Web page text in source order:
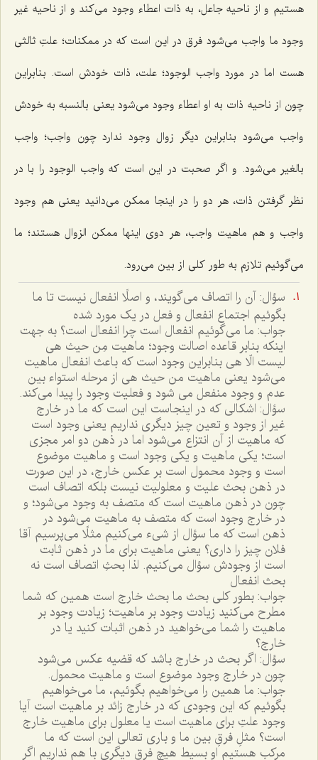
هستیم و از ناحیه جاعل، به ذات اعطاء وجود مى‌كند و از ناحیه غیر
وجود ما واجب مى‌شود فرق در این است كه در ممكنات؛ علتِ ثالثى
هست اما در مورد واجب الوجود؛ علت، ذات خودش است. بنابراین
چون از ناحیه ذات به او اعطاء وجود مى‌شود یعنى بالنسبه به خودش
واجب مى‌شود بنابراین دیگر زوال وجود ندارد چون واجب؛ واجب
بالغیر مى‌شود. و اگر صحبت در این است كه واجب الوجود را با در
نظر گرفتن ذات، هر دو را در اینجا ممكن مى‌دانید یعنى هم وجود
واجب و هم ماهیت واجب، هر دوى اینها ممكن الزوال هستند؛ ما
مى‌گوئیم تلازم به طور كلى از بین مى‌رود.
سؤال: آن را اتصاف مى‌گويند، و اصلًا انفعال نيست تا ما
بگوئيم اجتماع انفعال و فعل در يک مورد شده
جواب: ما مى‌گوئيم انفعال است چرا انفعال است؟ به جهت
اينکه بنابر قاعده اصالت وجود؛ ماهيت مِن حيث هى
ليست الّا هى بنابراين وجود است که باعث انفعال ماهيت
مى‌شود يعنى ماهيت من حيث هى از مرحله استواء بين
عدم و وجود منفعل مى شود و فعليت وجود را پيدا مى‌کند.
سؤال: اشکالى که در اينجاست اين است که ما در خارج
غير از وجود و تعين چيز ديگرى نداريم يعنى وجود است
که ماهيت از آن انتزاع مى‌شود اما در ذهن دو امر مجزى
است؛ يکى ماهيت و يکى وجود است و ماهيت موضوع
است و وجود محمول است بر عکس خارج، در اين صورت
در ذهن بحث عليت و معلوليت نيست بلکه اتصاف است
چون در ذهن ماهيت است که متصف به وجود مى‌شود؛ و
در خارج وجود است که متصف به ماهيت مى‌شود در
ذهن است که ما سؤال از شى‌ء مى‌کنيم مثلًا مى‌پرسيم آقا
فلان چيز را دارى؟ يعنى ماهيت براى ما در ذهن ثابت
است از وجودش سؤال مى‌کنيم. لذا بحثِ اتصاف است نه
بحث انفعال
جواب: بطور کلى بحث ما بحث خارج است همين که شما
مطرح مى‌کنيد زيادت وجود بر ماهيت؛ زيادت وجود بر
ماهيت را شما مى‌خواهيد در ذهن اثبات کنيد يا در
خارج؟
سؤال: اگر بحث در خارج باشد که قضيه عکس مى‌شود
چون در خارج وجود موضوع است و ماهيت محمول.
جواب: ما همين را مى‌خواهيم بگوئيم، ما مى‌خواهيم
بگوئيم که اين وجودى که در خارج زائد بر ماهيت است آيا
وجود علتِ براى ماهيت است يا معلول براى ماهيت خارج
است؟ مثلِ فرقِ بين ما و بارى تعالى اين است که ما
مرکب هستيم او بسيط هيچ فرق ديگرى با هم نداريم اگر